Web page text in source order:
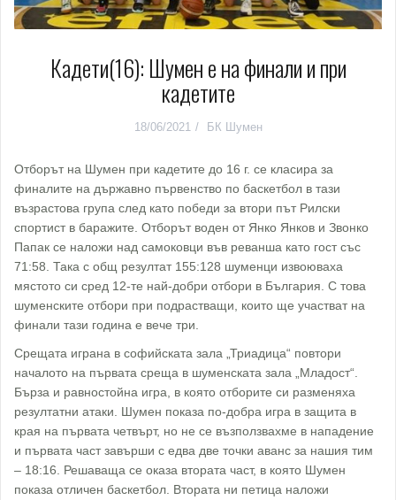
Кадети(16): Шумен е на финали и при
кадетите
18/06/2021 БК Шумен
Отборът на Шумен при кадетите до 16 г. се класира за
финалите на държавно първенство по баскетбол в тази
възрастова група след като победи за втори път Рилски
спортист в баражите. Отборът воден от Янко Янков и Звонко
Папак се наложи над самоковци във реванша като гост със
71:58. Така с общ резултат 155:128 шуменци извоюваха
мястото си сред 12-те най-добри отбори в България. С това
шуменските отбори при подрастващи, които ще участват на
финали тази година е вече три.
Срещата играна в софийската зала „Триадица“ повтори
началото на първата среща в шуменската зала „Младост“.
Бърза и равностойна игра, в която отборите си разменяха
резултатни атаки. Шумен показа по-добра игра в защита в
края на първата четвърт, но не се възползвахме в нападение
и първата част завърши с едва две точки аванс за нашия тим
– 18:16. Решаваща се оказа втората част, в която Шумен
показа отличен баскетбол. Втората ни петица наложи